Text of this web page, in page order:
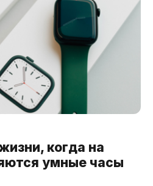
когда на
умные часы